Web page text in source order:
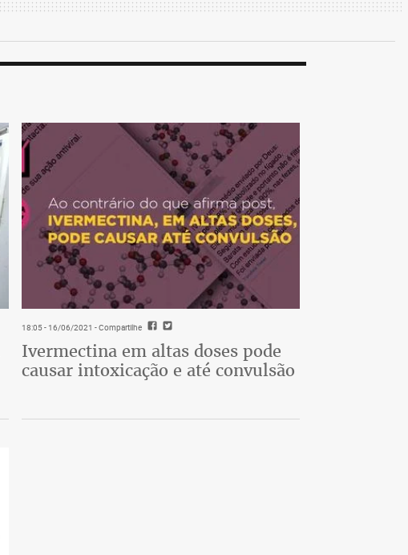
18:05 - 16/06/2021 - Compartilhe
Ivermectina em altas doses pode
causar intoxicação e até convulsão